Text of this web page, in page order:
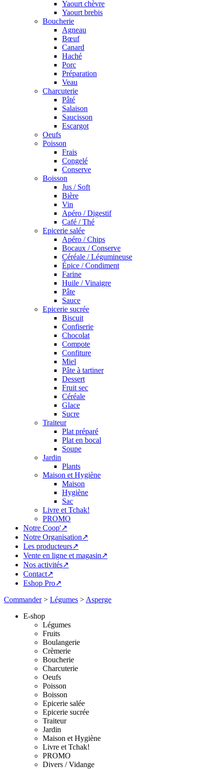
Yaourt chèvre
Yaourt brebis
Boucherie
Agneau
Bœuf
Canard
Haché
Porc
Préparation
Veau
Charcuterie
Pâté
Salaison
Saucisson
Escargot
Oeufs
Poisson
Frais
Congelé
Conserve
Boisson
Jus / Soft
Bière
Vin
Apéro / Digestif
Café / Thé
Epicerie salée
Apéro / Chips
Bocaux / Conserve
Céréale / Légumineuse
Épice / Condiment
Farine
Huile / Vinaigre
Pâte
Sauce
Epicerie sucrée
Biscuit
Confiserie
Chocolat
Compote
Confiture
Miel
Pâte à tartiner
Dessert
Fruit sec
Céréale
Glace
Sucre
Traiteur
Plat préparé
Plat en bocal
Soupe
Jardin
Plants
Maison et Hygiène
Maison
Hygiène
Sac
Livre et Tchak!
PROMO
Notre Coop'↗
Notre Organisation↗
Les producteurs↗
Vente en ligne et magasin↗
Nos activités↗
Contact↗
Eshop Pro↗
Commander> Légumes > Asperge
E-shop
Légumes
Fruits
Boulangerie
Crèmerie
Boucherie
Charcuterie
Oeufs
Poisson
Boisson
Epicerie salée
Epicerie sucrée
Traiteur
Jardin
Maison et Hygiène
Livre et Tchak!
PROMO
Divers / Vidange